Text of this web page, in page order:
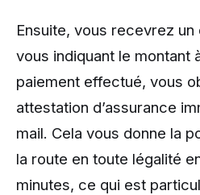
Ensuite, vous recevrez un
vous indiquant le montant
paiement effectué, vous
attestation d’assurance
mail. Cela vous donne la
la route en toute légalité
minutes, ce qui est